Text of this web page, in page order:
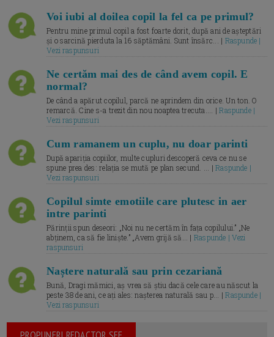
Voi iubi al doilea copil la fel ca pe primul?
Pentru mine primul copil a fost foarte dorit, după ani de așteptări
și o sarcină pierduta la 16 săptămâni. Sunt însărc... | Raspunde |
Vezi raspunsuri
Ne certăm mai des de când avem copil. E
normal?
De când a apărut copilul, parcă ne aprindem din orice. Un ton. O
remarcă. Cine s-a trezit din nou noaptea trecuta.... |Raspunde |
Vezi raspunsuri
Cum ramanem un cuplu, nu doar parinti
După apariția copiilor, multe cupluri descoperă ceva ce nu se
spune prea des: relația se mută pe plan secund. ... |Raspunde |
Vezi raspunsuri
Copilul simte emotiile care plutesc in aer
intre parinti
Părinții spun deseori: „Noi nu ne certăm în fața copilului.” „Ne
abținem, ca să fie liniște.” „Avem grijă să... | Raspunde | Vezi
raspunsuri
Naștere naturală sau prin cezariană
Bună, Dragi mămici, aș vrea să știu dacă cele care au născut la
peste 38 de ani, ce ați ales: nașterea naturală sau p... |Raspunde |
Vezi raspunsuri